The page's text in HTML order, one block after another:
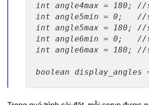
int angle4max = 180; //
int angle5min = 0;   //
int angle5max = 180; //
int angle6min = 0;   //
int angle6max = 180; //
boolean